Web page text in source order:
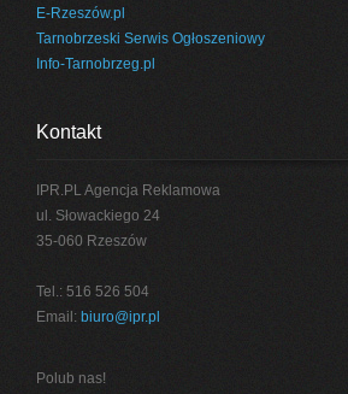
E-Rzeszów.pl
Tarnobrzeski Serwis Ogłoszeniowy
Info-Tarnobrzeg.pl
Kontakt
IPR.PL Agencja Reklamowa
ul. Słowackiego 24
35-060 Rzeszów
Tel.: 516 526 504
Email: biuro@ipr.pl
Polub nas!